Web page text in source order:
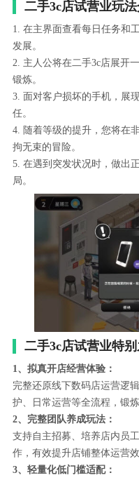
二手3c店试营业玩
1. 在主界面查看每日任务和
发展。
2. 主人公将在二手3c店展开
锻炼。
3. 面对客户损坏的手机，展
任。
4. 随着等级的提升，您将在
拘无束的冒险。
5. 在遇到突发状况时，做出
局。
二手3c店试营业特
1、拟真开店经营体验：
完整还原线下数码店运营逻
护、日常运营等全流程，锻
2、完整团队养成玩法：
支持自主招募、培养店内员
作，有效提升店铺整体运营效
3、轻量化低门槛适配：